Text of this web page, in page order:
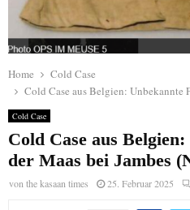
Home
Cold Case
Cold Case aus Belgien: Unbekannte
Cold Case
Cold Case aus
der Maas bei Jambes
von the kasaan times 25. Februar 2025